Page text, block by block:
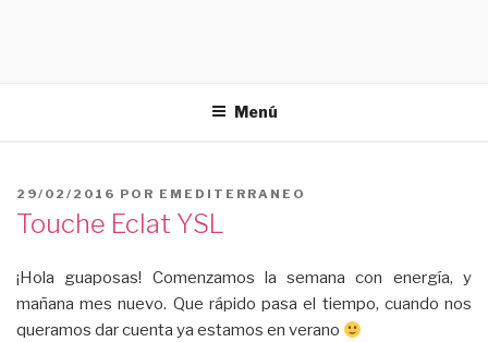
Menú
PUBLICADO
EL
29/02/2016 POR EMEDITERRANEO
Touche Eclat YSL
¡Hola guaposas! Comenzamos la semana con energía, y
mañana mes nuevo. Que rápido pasa el tiempo, cuando nos
queramos dar cuenta ya estamos en verano